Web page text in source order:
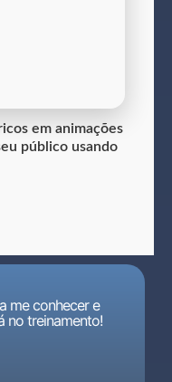
em animações
público usando
me conhecer e
no treinamento!